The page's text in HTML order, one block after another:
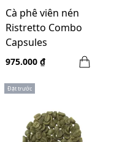
Cà phê viên nén
Ristretto Combo
Capsules
Switzerland - 50 viên
975.000 ₫
Đặt trước